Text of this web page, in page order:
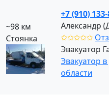
~98 км
Стоянка
+7 (910)
Александр
✩✩✩✩✩
Эвакуатор
Эвакуатор
области